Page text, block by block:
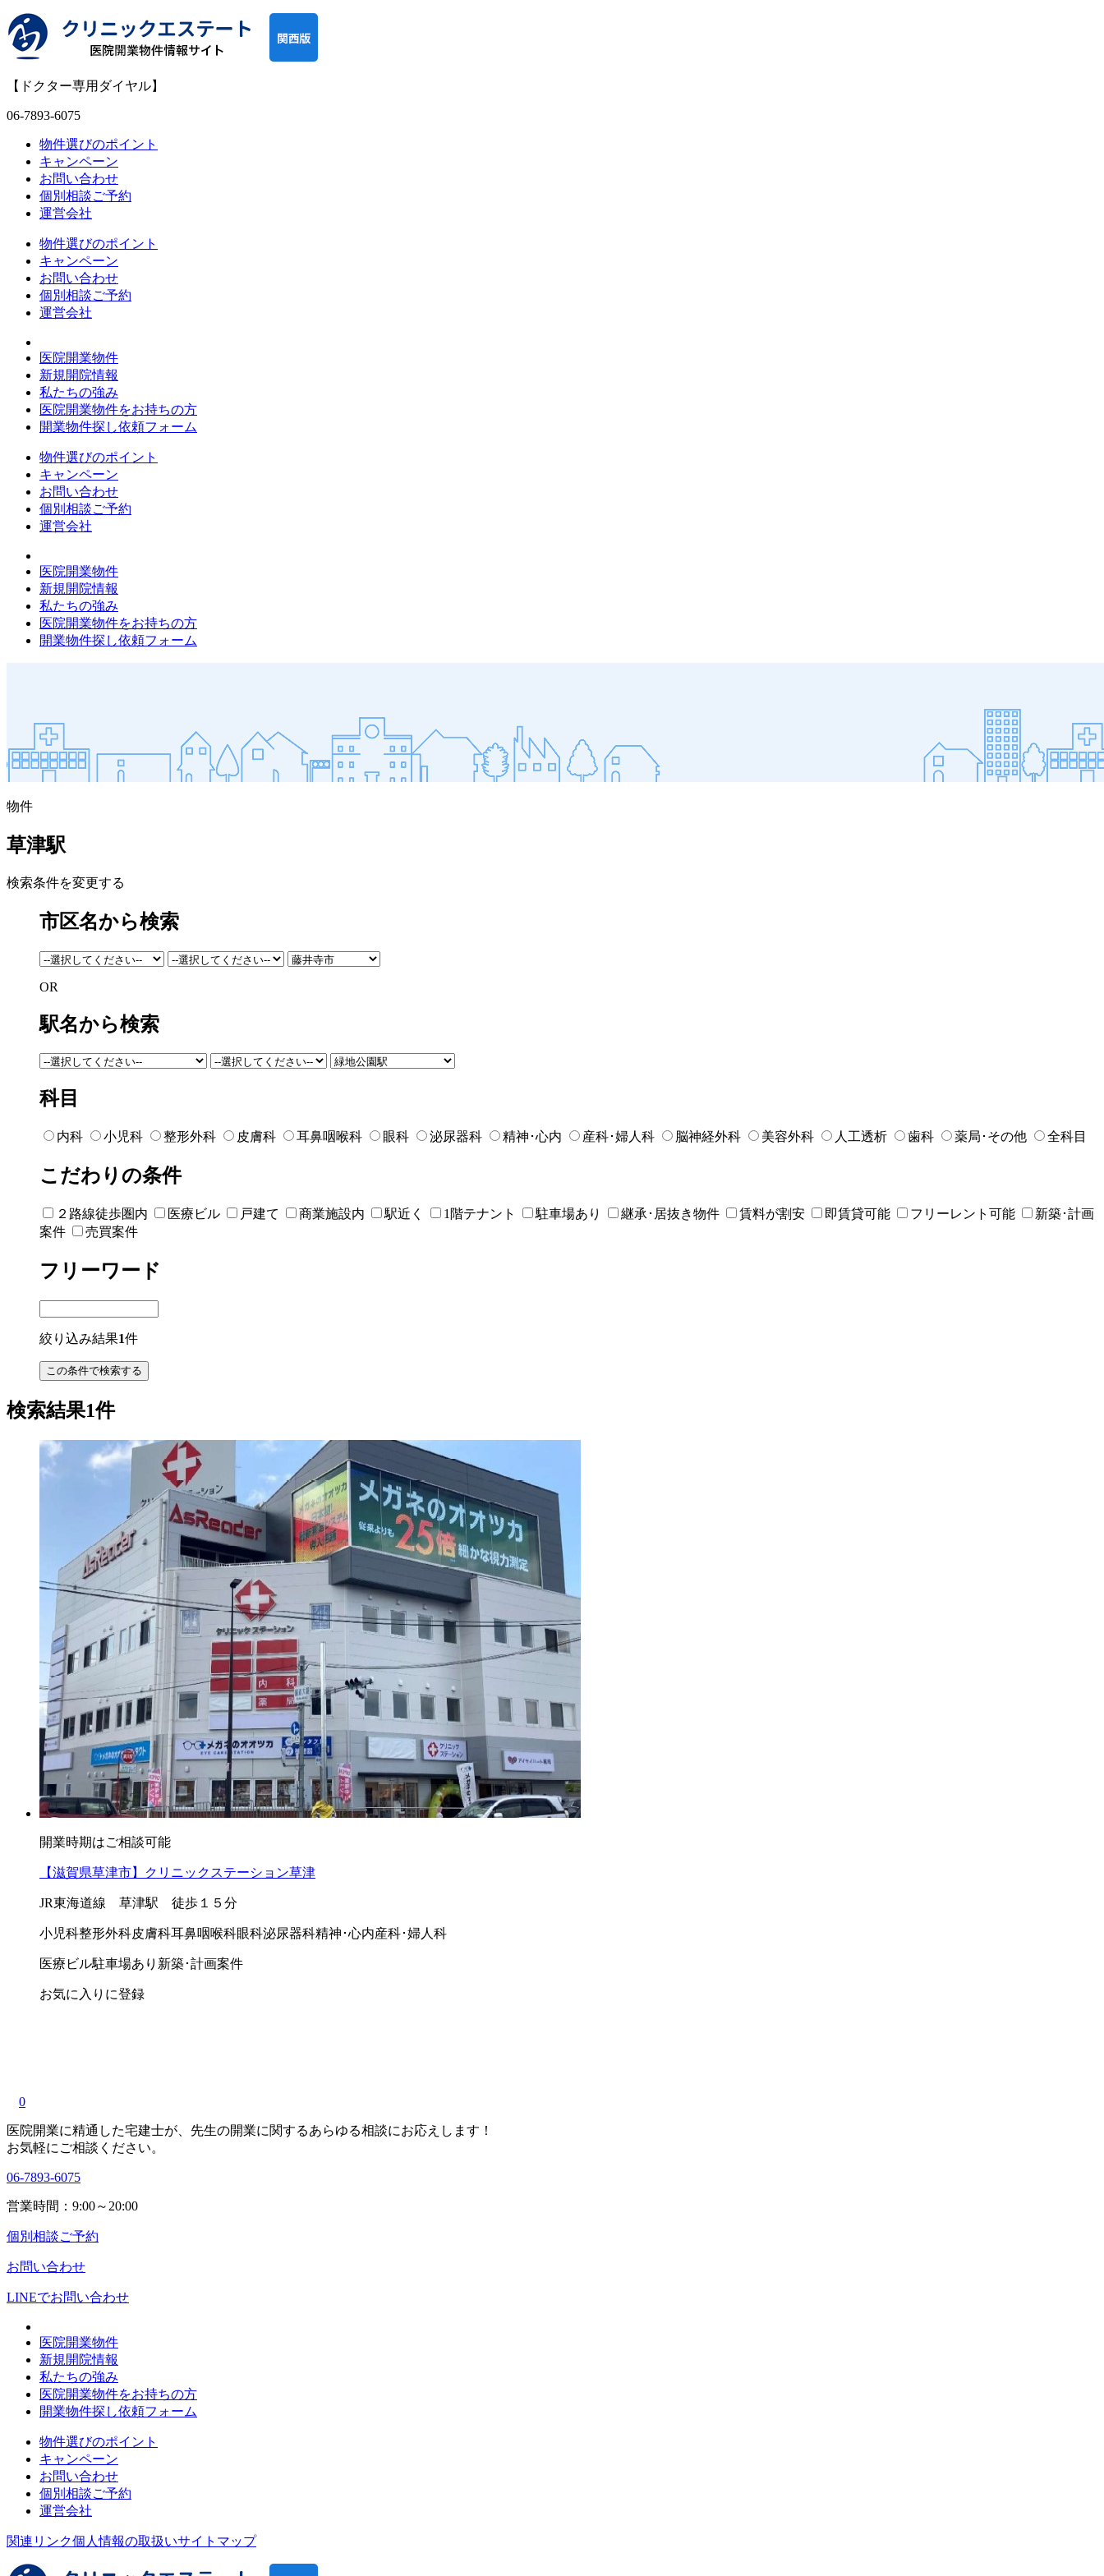
【ドクター専用ダイヤル】
06-7893-6075
物件選びのポイント
キャンペーン
お問い合わせ
個別相談ご予約
運営会社
物件選びのポイント
キャンペーン
お問い合わせ
個別相談ご予約
運営会社
医院開業物件
新規開院情報
私たちの強み
医院開業物件をお持ちの方
開業物件探し依頼フォーム
物件選びのポイント
キャンペーン
お問い合わせ
個別相談ご予約
運営会社
医院開業物件
新規開院情報
私たちの強み
医院開業物件をお持ちの方
開業物件探し依頼フォーム
物件
草津駅
検索条件を変更する
市区名から検索
OR
駅名から検索
科目
内科 小児科 整形外科 皮膚科 耳鼻咽喉科 眼科 泌尿器科 精神･心内 産科･婦人科 脳神経外科 美容外科 人工透析 歯科 薬局･その他 全科目
こだわりの条件
２路線徒歩圏内 医療ビル 戸建て 商業施設内 駅近く 1階テナント 駐車場あり 継承･居抜き物件 賃料が割安 即賃貸可能 フリーレント可能
新築･計画
案件
売買案件
フリーワード
絞り込み結果1件
検索結果1件
開業時期はご相談可能
【滋賀県草津市】クリニックステーション草津
JR東海道線 草津駅 徒歩１５分
小児科整形外科皮膚科耳鼻咽喉科眼科泌尿器科精神･心内産科･婦人科
医療ビル駐車場あり 新築･計画案件
お気に入りに登録
0
医院開業に精通した宅建士が、 先生の開業に関するあらゆる相談にお応えします！
お気軽にご相談ください。
06-7893-6075
営業時間：9:00～20:00
個別相談ご予約
お問い合わせ
LINEでお問い合わせ
医院開業物件
新規開院情報
私たちの強み
医院開業物件をお持ちの方
開業物件探し依頼フォーム
物件選びのポイント
キャンペーン
お問い合わせ
個別相談ご予約
運営会社
関連リンク個人情報の取扱いサイトマップ